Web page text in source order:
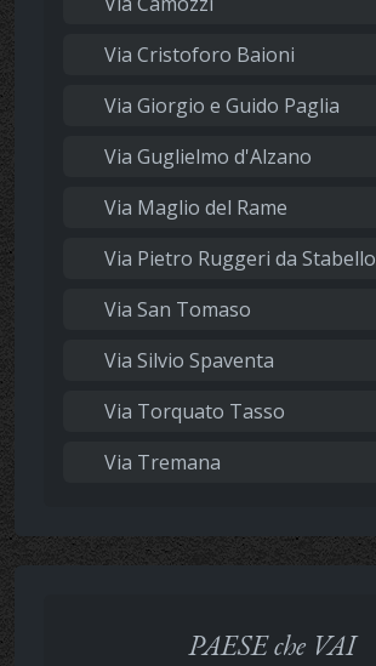
Via Cristoforo Baioni
Via Giorgio e Guido Paglia
Via Guglielmo d'Alzano
Via Maglio del Rame
Via Pietro Ruggeri da Stabello
Via San Tomaso
Via Silvio Spaventa
Via Torquato Tasso
Via Tremana
PAESE che VAI